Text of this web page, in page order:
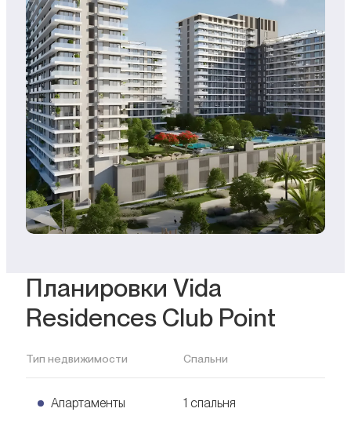
Планировки Vida
Residences Club Point
Тип недвижимости Спальни
Апартаменты 1 спальня